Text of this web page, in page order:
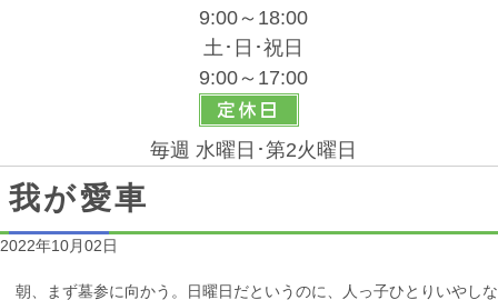
9:00～18:00
土･日･祝日
9:00～17:00
毎週 水曜日･第2火曜日
我が愛車
2022年10月02日
朝、まず墓参に向かう。日曜日だというのに、人っ子ひとりいやしな